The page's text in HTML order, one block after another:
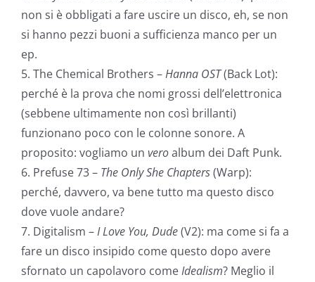
non si è obbligati a fare uscire un disco, eh, se non
si hanno pezzi buoni a sufficienza manco per un
ep.
5. The Chemical Brothers –Hanna OST(Back Lot):
perché è la prova che nomi grossi dell’elettronica
(sebbene ultimamente non così brillanti)
funzionano poco con le colonne sonore. A
proposito: vogliamo un veroalbum dei Daft Punk.
6. Prefuse 73 – The Only She Chapters(Warp):
perché, davvero, va bene tutto ma questo disco
dove vuole andare?
7. Digitalism –I Love You, Dude(V2): ma come si fa a
fare un disco insipido come questo dopo avere
sfornato un capolavoro comeIdealism? Meglio il